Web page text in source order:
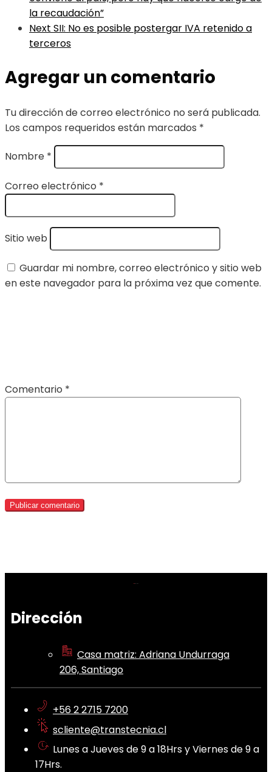
la recaudación”
Next SII: No es posible postergar IVA retenido a
terceros
Agregar un comentario
Tu dirección de correo electrónico no será publicada.
Los campos requeridos están marcados *
Nombre *
Correo electrónico *
Sitio web
Guardar mi nombre, correo electrónico y sitio web
en este navegador para la próxima vez que comente.
Comentario *
Dirección
Casa matriz: Adriana Undurraga
206, Santiago
+56 2 2715 7200
scliente@transtecnia.cl
Lunes a Jueves de 9 a 18Hrs y Viernes de 9 a
17Hrs.